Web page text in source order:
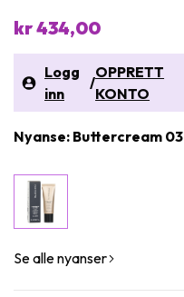
kr 434,00
Logg
inn
/
OPPRETT
KONTO
Nyanse: Buttercream 03
Se alle nyanser